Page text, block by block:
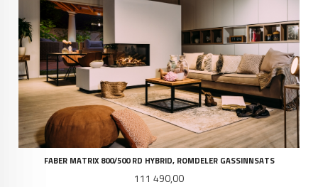
FABER MATRIX 800/500 RD HYBRID, ROMDELER GASSINNSATS
Pris
111 490,00